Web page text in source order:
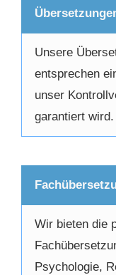
Unsere
entsprechen
unser
garantiert wird.
Wir bieten die
Psychologie,